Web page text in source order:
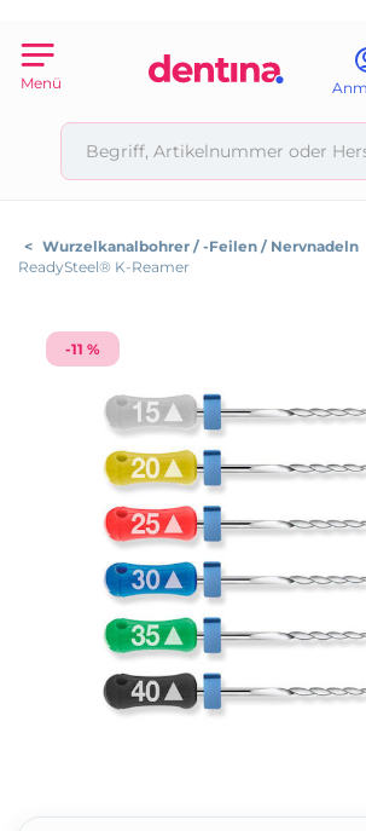
Menü
< Wurzelkanalbohrer / -Feilen / Nervnadeln
ReadySteel® K-Reamer
-11 %